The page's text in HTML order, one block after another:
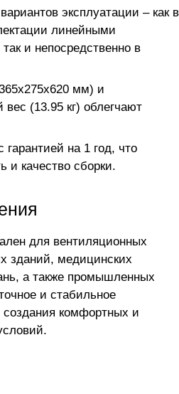
эксплуатации – как в
линейными
и непосредственно в
мм) и
(13.95 кг) облегчают
на 1 год, что
и качество сборки.
для вентиляционных
зданий, медицинских
а также промышленных
и стабильное
комфортных и